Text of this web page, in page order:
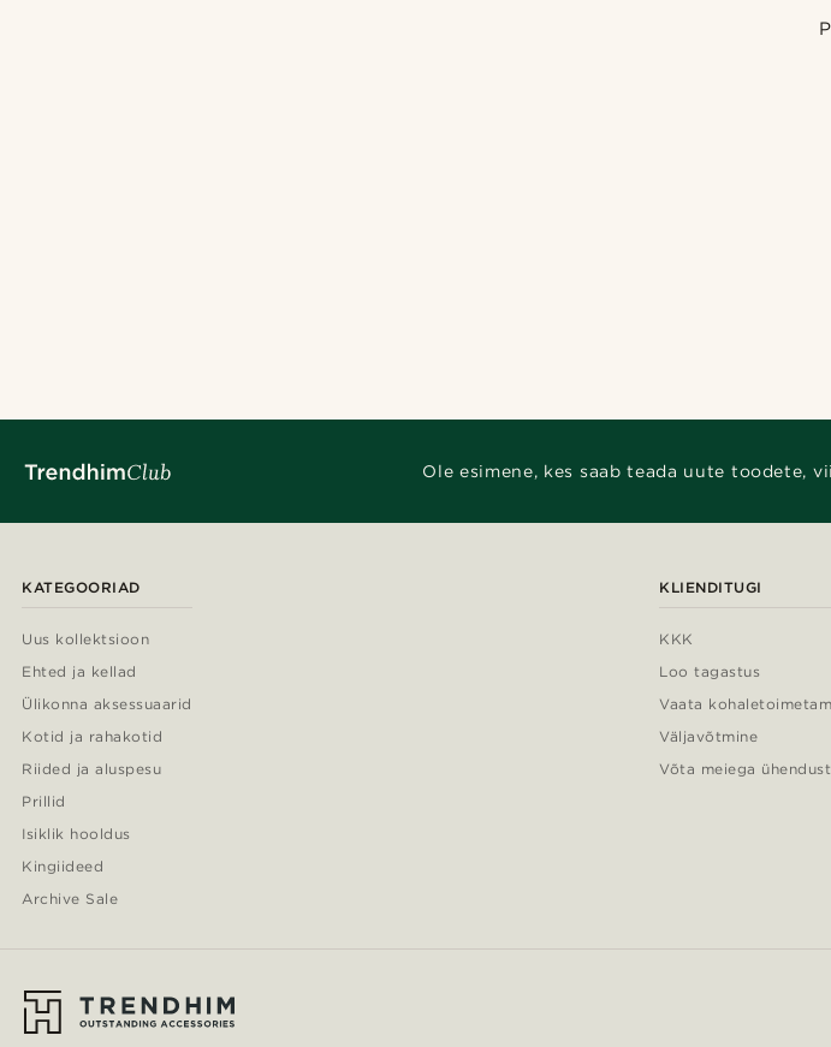
Ole esimene, kes saab teada uute toodete,
KATEGOORIAD
Uus kollektsioon
Ehted ja kellad
Ülikonna aksessuaarid
Kotid ja rahakotid
Riided ja aluspesu
Prillid
Isiklik hooldus
Kingiideed
Archive Sale
KLIENDITUGI
KKK
Loo tagastus
Vaata
Väljavõtmine
Võta meiega ühendust